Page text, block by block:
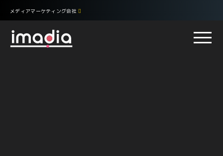
メディアマーケティング会社